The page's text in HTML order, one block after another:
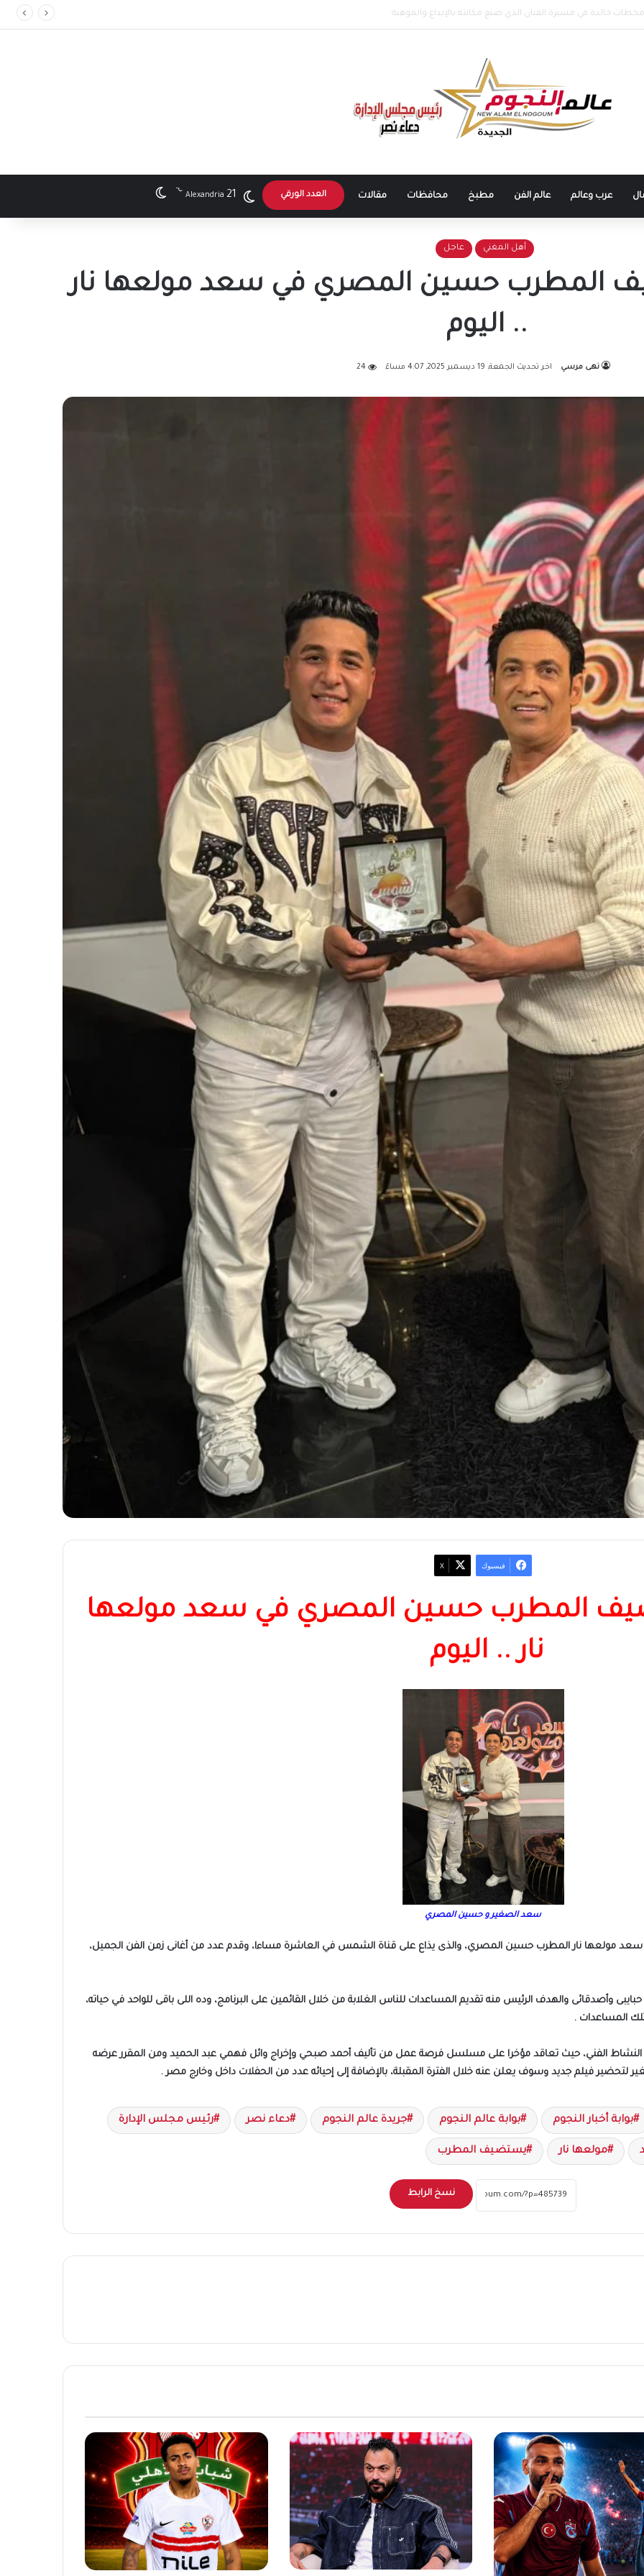
في الساحل الشمالي.. وهتافات “صوت مصر” تقابلها برد مؤثر: “كلنا صوت مصر”
عرب وعالم عالم الفن مطبخ محافظات مقالات العدد الورقي Alexandria 21
℃ الوضع المظلم
أهل المغني عاجل
المطرب حسين المصري في سعد مولعها نار
.. اليوم
نهى مرسي اخر تحديث الجمعة, 19 ديسمبر 2025, 4:07 مساءً 24
فيسبوك ‫X
المطرب حسين المصري في سعد مولعها
نار .. اليوم
سعد الصغير و حسين المصري
سعد مولعها نار المطرب حسين المصري، والذى يذاع على قناة الشمس في العاشرة مساءا، وقدم عدد من أغانى زمن الفن الجميل،
وأصدقائى والهدف الرئيس منه تقديم المساعدات للناس الغلابة من خلال القائمين على البرنامج، وده اللى باقى للواحد في حياته،
المساعدات .
النشاط الفني، حيث تعاقد مؤخرا على مسلسل فرصة عمل من تأليف أحمد صبحي وإخراج وائل فهمي عبد الحميد ومن المقرر عرضه
فيلم جديد وسوف يعلن عنه خلال الفترة المقبلة، بالإضافة إلى إحيائه عدد من الحفلات داخل وخارج مصر .
بوابة أخبار النجوم بوابة عالم النجوم جريدة عالم النجوم دعاء نصر رئيس مجلس الإدارة
مولعها نار يستضيف المطرب
نسخ الرابط